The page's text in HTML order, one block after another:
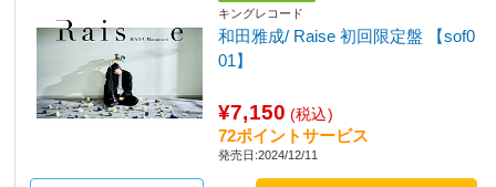
キングレコード
和田雅成/ Raise 初回限定盤 【sof0
01】
¥7,150 (税込)
72ポイントサービス
発売日:2024/12/11